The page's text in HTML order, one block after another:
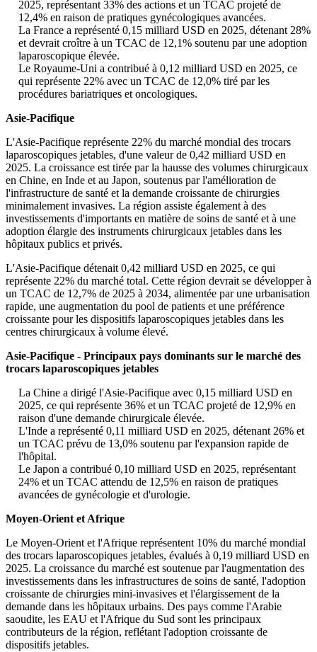
2025, représentant 33% des actions et un TCAC projeté de
12,4% en raison de pratiques gynécologiques avancées.
La France a représenté 0,15 milliard USD en 2025, détenant 28%
et devrait croître à un TCAC de 12,1% soutenu par une adoption
laparoscopique élevée.
Le Royaume-Uni a contribué à 0,12 milliard USD en 2025, ce
qui représente 22% avec un TCAC de 12,0% tiré par les
procédures bariatriques et oncologiques.
Asie-Pacifique
L'Asie-Pacifique représente 22% du marché mondial des trocars
laparoscopiques jetables, d'une valeur de 0,42 milliard USD en
2025. La croissance est tirée par la hausse des volumes chirurgicaux
en Chine, en Inde et au Japon, soutenus par l'amélioration de
l'infrastructure de santé et la demande croissante de chirurgies
minimalement invasives. La région assiste également à des
investissements d'importants en matière de soins de santé et à une
adoption élargie des instruments chirurgicaux jetables dans les
hôpitaux publics et privés.
L'Asie-Pacifique détenait 0,42 milliard USD en 2025, ce qui
représente 22% du marché total. Cette région devrait se développer à
un TCAC de 12,7% de 2025 à 2034, alimentée par une urbanisation
rapide, une augmentation du pool de patients et une préférence
croissante pour les dispositifs laparoscopiques jetables dans les
centres chirurgicaux à volume élevé.
Asie-Pacifique - Principaux pays dominants sur le marché des
trocars laparoscopiques jetables
La Chine a dirigé l'Asie-Pacifique avec 0,15 milliard USD en
2025, ce qui représente 36% et un TCAC projeté de 12,9% en
raison d'une demande chirurgicale élevée.
L'Inde a représenté 0,11 milliard USD en 2025, détenant 26% et
un TCAC prévu de 13,0% soutenu par l'expansion rapide de
l'hôpital.
Le Japon a contribué 0,10 milliard USD en 2025, représentant
24% et un TCAC attendu de 12,5% en raison de pratiques
avancées de gynécologie et d'urologie.
Moyen-Orient et Afrique
Le Moyen-Orient et l'Afrique représentent 10% du marché mondial
des trocars laparoscopiques jetables, évalués à 0,19 milliard USD en
2025. La croissance du marché est soutenue par l'augmentation des
investissements dans les infrastructures de soins de santé, l'adoption
croissante de chirurgies mini-invasives et l'élargissement de la
demande dans les hôpitaux urbains. Des pays comme l'Arabie
saoudite, les EAU et l'Afrique du Sud sont les principaux
contributeurs de la région, reflétant l'adoption croissante de
dispositifs jetables.